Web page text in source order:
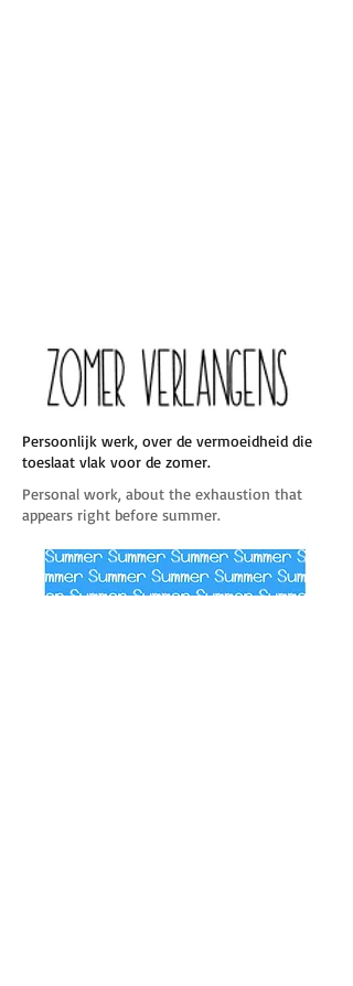
Persoonlijk werk, over de vermoeidheid die
toeslaat vlak voor de zomer.
Personal work, about the exhaustion that
appears right before summer.